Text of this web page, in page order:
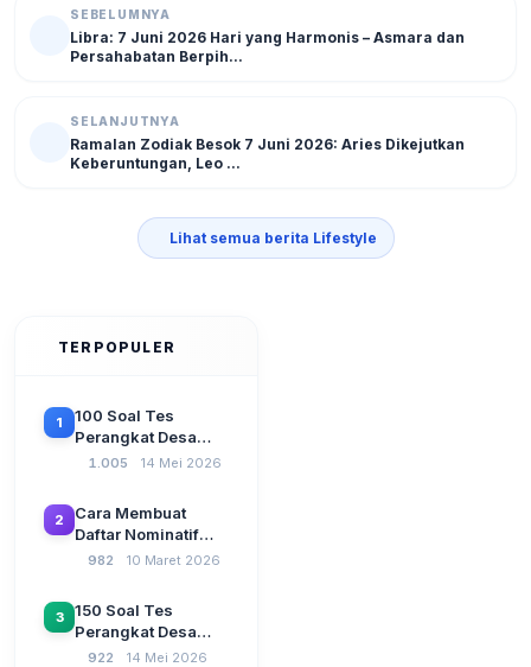
SEBELUMNYA
Libra: 7 Juni 2026 Hari yang Harmonis – Asmara dan
Persahabatan Berpih...
SELANJUTNYA
Ramalan Zodiak Besok 7 Juni 2026: Aries Dikejutkan
Keberuntungan, Leo ...
Lihat semua berita Lifestyle
TERPOPULER
1
100 Soal Tes
Perangkat Desa
Terbaru 2026
CAT Berbasis UU
Desa No. 3 Tahun
2024
1.005 14 Mei 2026
2
Cara Membuat
Daftar Nominatif
Siltap di Aplikasi
SPP Pencairan
Dana Desa
982 10 Maret 2026
3
150 Soal Tes
Perangkat Desa
2026: Administrasi
922 14 Mei 2026